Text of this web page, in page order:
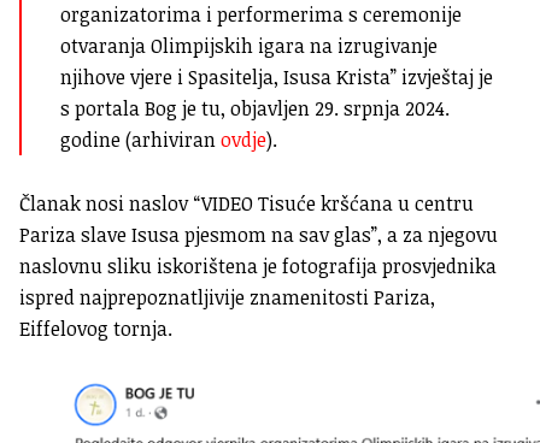
organizatorima i performerima s ceremonije
otvaranja Olimpijskih igara na izrugivanje
njihove vjere i Spasitelja, Isusa Krista” izvještaj je
s portala Bog je tu, objavljen 29. srpnja 2024.
godine (arhiviranovdje).
Članak nosi naslov “VIDEO Tisuće kršćana u centru
Pariza slave Isusa pjesmom na sav glas”, a za njegovu
naslovnu sliku iskorištena je fotografija prosvjednika
ispred najprepoznatljivije znamenitosti Pariza,
Eiffelovog tornja.